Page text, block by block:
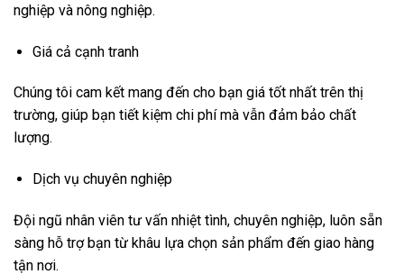
nghiệp và nông nghiệp.
Giá cả cạnh tranh
Chúng tôi cam kết mang đến cho bạn giá tốt nhất trên thị
trường, giúp bạn tiết kiệm chi phí mà vẫn đảm bảo chất
lượng.
Dịch vụ chuyên nghiệp
Đội ngũ nhân viên tư vấn nhiệt tình, chuyên nghiệp, luôn sẵn
sàng hỗ trợ bạn từ khâu lựa chọn sản phẩm đến giao hàng
tận nơi.